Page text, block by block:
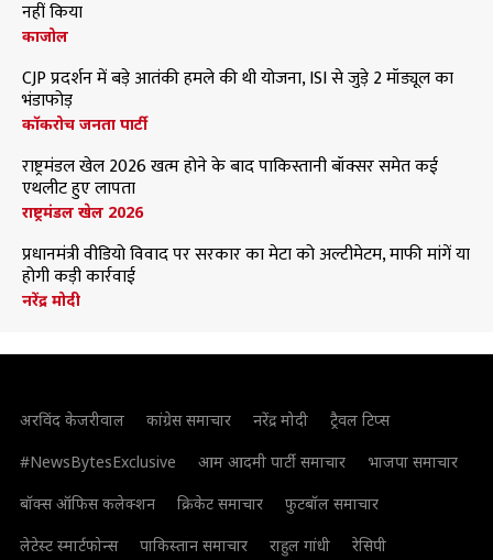
नहीं किया
काजोल
CJP प्रदर्शन में बड़े आतंकी हमले की थी योजना, ISI से जुड़े 2 मॉड्यूल का
भंडाफोड़
कॉकरोच जनता पार्टी
राष्ट्रमंडल खेल 2026 खत्म होने के बाद पाकिस्तानी बॉक्सर समेत कई
एथलीट हुए लापता
राष्ट्रमंडल खेल 2026
प्रधानमंत्री वीडियो विवाद पर सरकार का मेटा को अल्टीमेटम, माफी मांगें या
होगी कड़ी कार्रवाई
नरेंद्र मोदी
अरविंद केजरीवाल कांग्रेस समाचार नरेंद्र मोदी
ट्रैवल टिप्स
#NewsBytesExclusive
आम आदमी पार्टी समाचार
भाजपा समाचार
बॉक्स ऑफिस कलेक्शन
क्रिकेट समाचार
फुटबॉल समाचार
लेटेस्ट स्मार्टफोन्स
पाकिस्तान समाचार राहुल गांधी रेसिपी